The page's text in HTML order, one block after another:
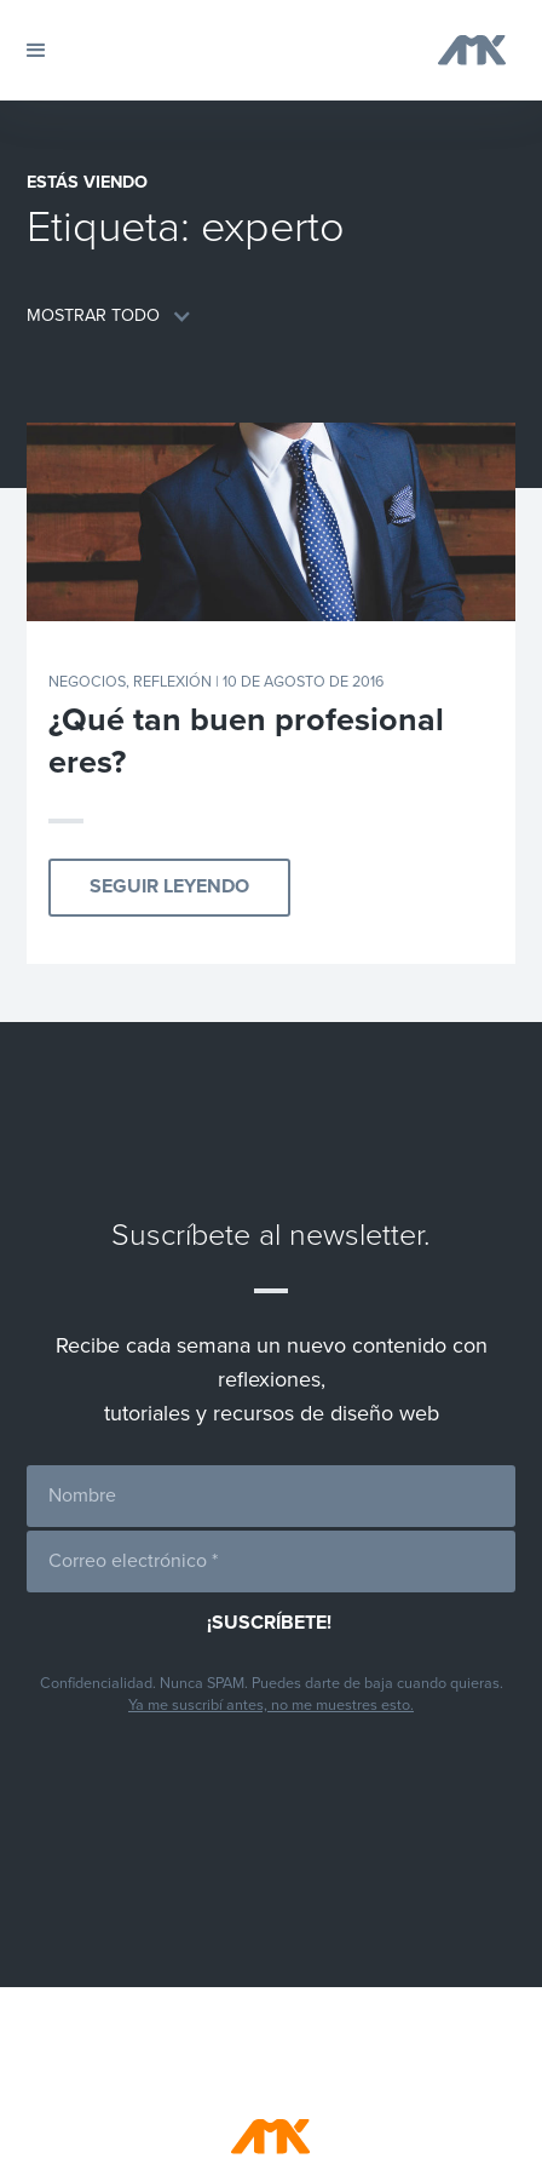
ESTÁS VIENDO
Etiqueta: experto
MOSTRAR TODO
NEGOCIOS, REFLEXIÓN | 10 DE AGOSTO DE 2016
¿Qué tan buen profesional
eres?
SEGUIR LEYENDO
Suscríbete al newsletter.
Recibe cada semana un nuevo contenido con
reflexiones,
tutoriales y recursos de diseño web
Confidencialidad. Nunca SPAM. Puedes darte de baja cuando quieras.
Ya me suscribí antes, no me muestres esto.